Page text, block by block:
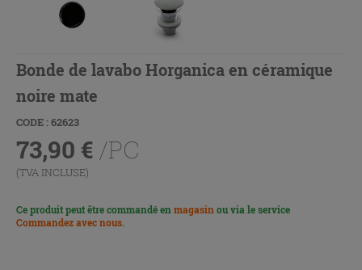
Bonde de lavabo Horganica en céramique
noire mate
CODE : 62623
73,90 € /PC
(TVA INCLUSE)
Ce produit peut être commandé en magasin ou via le service
Commandez avec nous.